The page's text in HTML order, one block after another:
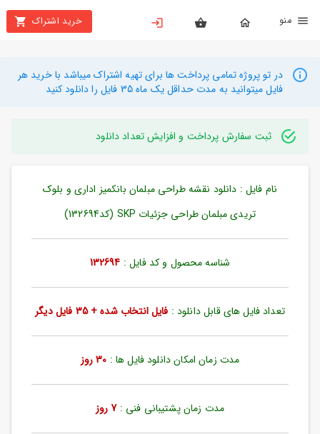
خرید اشتراک
بستن
محصولات
تهیه
راهنما
دانلود
ورود
به
در تو پروژه تمامی پرداخت ها برای تهیه اشتراک میباشد با خرید هر
فایل میتوانید به مدت حداقل یک ماه 35 فایل را دانلود کنید
ثبت سفارش پرداخت و افزایش تعداد دانلود
نام فایل : دانلود نقشه طراحی مبلمان بانکمیز اداری و بلوک
تریدی مبلمان طراحی جزئیات SKP (کد132694)
شناسه محصول و کد فایل : 132694
تعداد فایل های قابل دانلود : فایل انتخاب شده + 35 فایل دیگر
مدت زمان امکان دانلود فایل ها : 30 روز
مدت زمان پشتیبانی فنی :7 روز